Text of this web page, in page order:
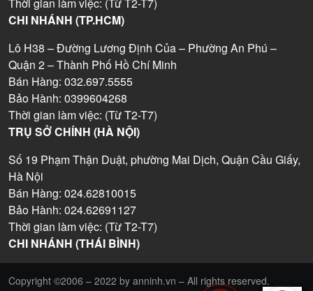
Thời gian làm việc: (Từ T2-T7)
CHI NHÁNH (TP.HCM)
Lô H38 – Đường Lương Định Của – Phường An Phú –
Quận 2 – Thành Phố Hồ Chí Minh
Bán Hàng: 032.697.5555
Bảo Hành: 0399604268
Thời gian làm việc: (Từ T2-T7)
TRỤ SỞ CHÍNH (HÀ NỘI)
Số 19 Phạm Thận Duật, phường Mai Dịch, Quận Cầu Giấy,
Hà Nội
Bán Hàng: 024.62810015
Bảo Hành: 024.62691127
Thời gian làm việc: (Từ T2-T7)
CHI NHÁNH (THÁI BÌNH)
Copyright ©2006 – 2022 by anninh.vn – All rights reserved.